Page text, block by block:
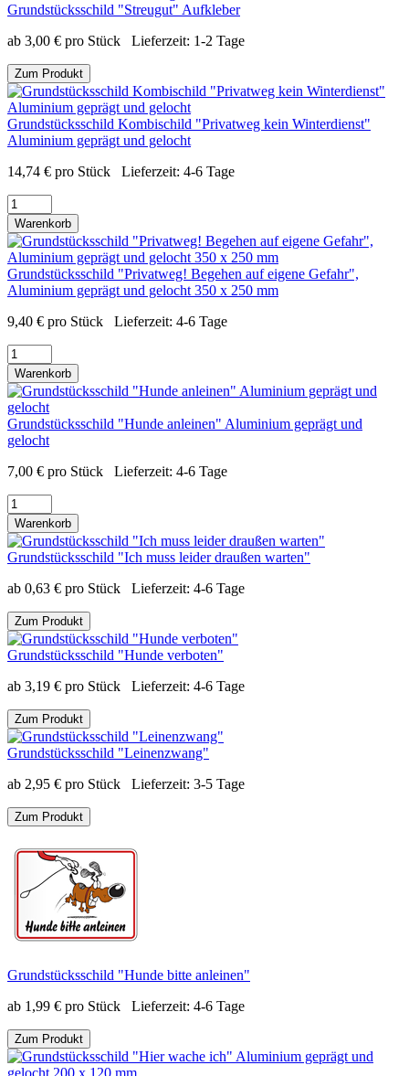
Grundstücksschild "Streugut" Aufkleber
ab 3,00 € pro Stück Lieferzeit: 1-2 Tage
Zum Produkt
Grundstücksschild Kombischild "Privatweg kein Winterdienst"
Aluminium geprägt und gelocht
14,74 € pro Stück Lieferzeit: 4-6 Tage
Warenkorb
Grundstücksschild "Privatweg! Begehen auf eigene Gefahr",
Aluminium geprägt und gelocht 350 x 250 mm
9,40 € pro Stück Lieferzeit: 4-6 Tage
Warenkorb
Grundstücksschild "Hunde anleinen" Aluminium geprägt und
gelocht
7,00 € pro Stück Lieferzeit: 4-6 Tage
Warenkorb
Grundstücksschild "Ich muss leider draußen warten"
ab 0,63 € pro Stück Lieferzeit: 4-6 Tage
Zum Produkt
Grundstücksschild "Hunde verboten"
ab 3,19 € pro Stück Lieferzeit: 4-6 Tage
Zum Produkt
Grundstücksschild "Leinenzwang"
ab 2,95 € pro Stück Lieferzeit: 3-5 Tage
Zum Produkt
Grundstücksschild "Hunde bitte anleinen"
ab 1,99 € pro Stück Lieferzeit: 4-6 Tage
Zum Produkt